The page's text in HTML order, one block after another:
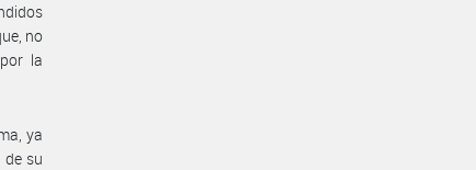
no
la
ya
su